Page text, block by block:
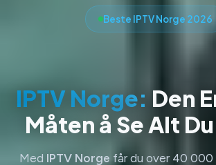
Beste IPTV Norge 2026
IPTV Norge: Den
Måten å Se Alt
Med IPTV Norge får du over 40